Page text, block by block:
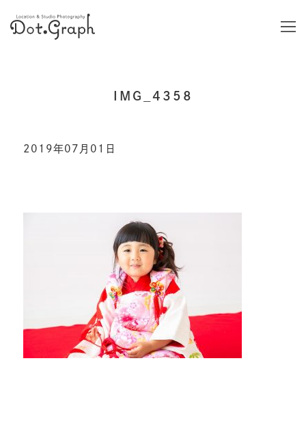
IMG_4358
2019年07月01日